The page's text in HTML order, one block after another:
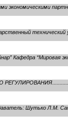
экономическими
Кафедра “Мировая
Шутько Л.М.